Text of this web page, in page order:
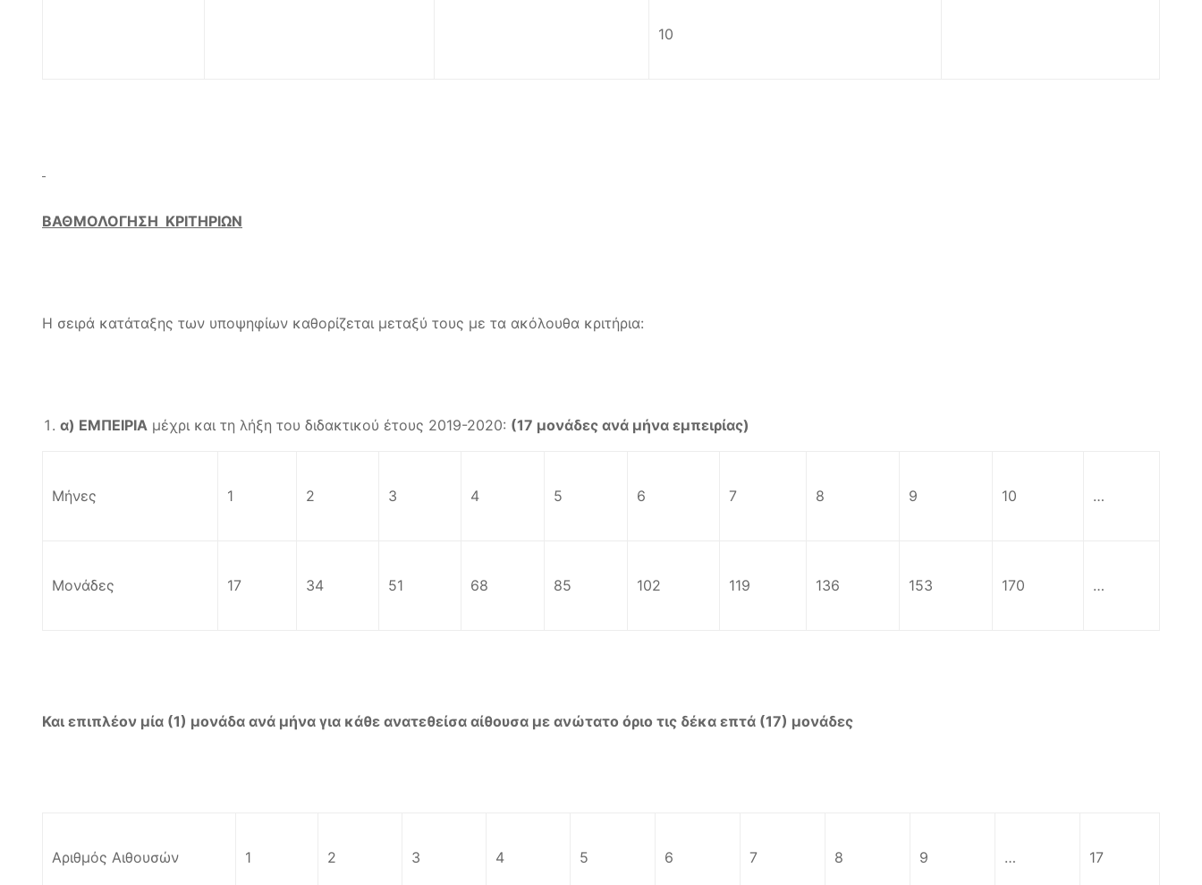
10
ΒΑΘΜΟΛΟΓΗΣΗ ΚΡΙΤΗΡΙΩΝ
Η σειρά κατάταξης των υποψηφίων καθορίζεται μεταξύ τους με τα ακόλουθα κριτήρια:
α) ΕΜΠΕΙΡΙΑ μέχρι και τη λήξη του διδακτικού έτους 2019-2020: (17 μονάδες ανά μήνα εμπειρίας)
Μήνες 1 2 3 4 5 6 7 8 9 10 …
Μονάδες 17 34 51 68 85 102 119 136 153 170 …
Και επιπλέον μία (1) μονάδα ανά μήνα για κάθε ανατεθείσα αίθουσα με ανώτατο όριο τις δέκα επτά (17) μονάδες
Αριθμός Αιθουσών 1 2 3 4 5 6 7 8 9 … 17